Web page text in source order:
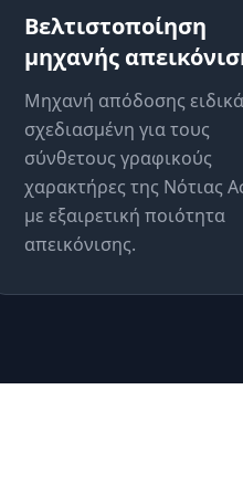
Βελτιστοποίηση
μηχανής
Μηχανή απόδοσης ειδικά
σχεδιασμένη για τους
σύνθετους γραφικούς
χαρακτήρες της Νότιας
με εξαιρετική ποιότητα
απεικόνισης.